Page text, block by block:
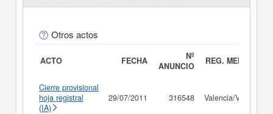
Otros actos
ACTO FECHA
Nº
ANUNCIO
REG. MERC.
Cierre provisional
hoja registral
(IA)
29/07/2011 316548 Valencia/València